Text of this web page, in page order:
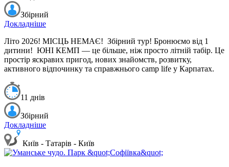
Збірний
Докладніше
Літо 2026! МІСЦЬ НЕМАЄ! Збірний тур! Бронюємо від 1
дитини! ЮНІ КЕМП — це більше, ніж просто літній табір. Це
простір яскравих пригод, нових знайомств, розвитку,
активного відпочинку та справжнього camp life у Карпатах.
11 днів
Збірний
Докладніше
Київ - Татарів - Київ